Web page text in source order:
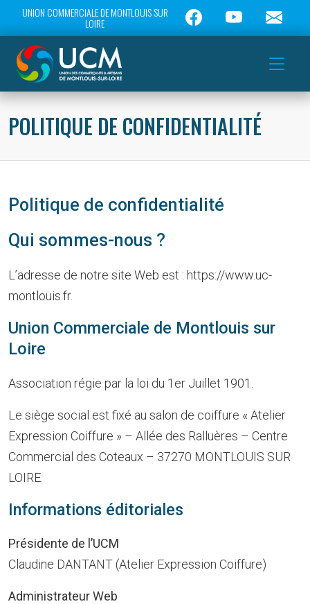
UNION COMMERCIALE DE MONTLOUIS SUR
LOIRE
POLITIQUE DE CONFIDENTIALITÉ
Politique de confidentialité
Qui sommes-nous ?
L’adresse de notre site Web est : https://www.uc-
montlouis.fr.
Union Commerciale de Montlouis sur
Loire
Association régie par la loi du 1er Juillet 1901.
Le siège social est fixé au salon de coiffure « Atelier
Expression Coiffure » – Allée des Ralluères – Centre
Commercial des Coteaux – 37270 MONTLOUIS SUR
LOIRE.
Informations éditoriales
Présidente de l’UCM
Claudine DANTANT (Atelier Expression Coiffure)
Administrateur Web